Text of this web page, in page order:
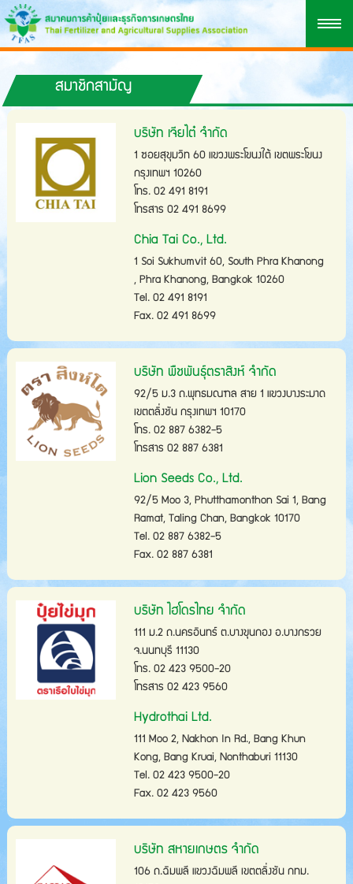
สมาชิกสามัญ
บริษัท เจียไต๋ จำกัด
1 ซอยสุขุมวิท 60 แขวงพระโขนงใต้ เขตพระโขนง
กรุงเทพฯ 10260
โทร. 02 491 8191
โทรสาร 02 491 8699
Chia Tai Co., Ltd.
1 Soi Sukhumvit 60, South Phra Khanong
, Phra Khanong, Bangkok 10260
Tel. 02 491 8191
Fax. 02 491 8699
บริษัท พืชพันธุ์ตราสิงห์ จำกัด
92/5 ม.3 ถ.พุทธมณฑล สาย 1 แขวงบางระมาด
เขตตลิ่งชัน กรุงเทพฯ 10170
โทร. 02 887 6382-5
โทรสาร 02 887 6381
Lion Seeds Co., Ltd.
92/5 Moo 3, Phutthamonthon Sai 1, Bang
Ramat, Taling Chan, Bangkok 10170
Tel. 02 887 6382-5
Fax. 02 887 6381
บริษัท ไฮโดรไทย จำกัด
111 ม.2 ถ.นครอินทร์ ต.บางขุนกอง อ.บางกรวย
จ.นนทบุรี 11130
โทร. 02 423 9500-20
โทรสาร 02 423 9560
Hydrothai Ltd.
111 Moo 2, Nakhon In Rd., Bang Khun
Kong, Bang Kruai, Nonthaburi 11130
Tel. 02 423 9500-20
Fax. 02 423 9560
บริษัท สหายเกษตร จำกัด
106 ถ.ฉิมพลี แขวงฉิมพลี เขตตลิ่งชัน กทม.